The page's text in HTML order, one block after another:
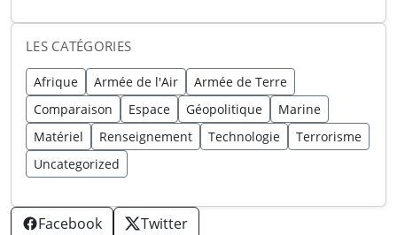
LES CATÉGORIES
Afrique Armée de l'Air
Armée de Terre
Comparaison
Espace Géopolitique
Marine
Matériel
Renseignement Technologie
Terrorisme
Uncategorized
Facebook Twitter